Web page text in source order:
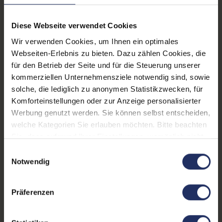
Diese Webseite verwendet Cookies
Wir verwenden Cookies, um Ihnen ein optimales
Webseiten-Erlebnis zu bieten. Dazu zählen Cookies, die
für den Betrieb der Seite und für die Steuerung unserer
kommerziellen Unternehmensziele notwendig sind, sowie
solche, die lediglich zu anonymen Statistikzwecken, für
Komforteinstellungen oder zur Anzeige personalisierter
Werbung genutzt werden. Sie können selbst entscheiden,
welche Kategorien Sie erlauben möchten. Bitte beachten
Sie, dass aufgrund Ihrer Einstellungen, womöglich nicht
Weitere Informationen finden Sie in
Notwendig
Präferenzen